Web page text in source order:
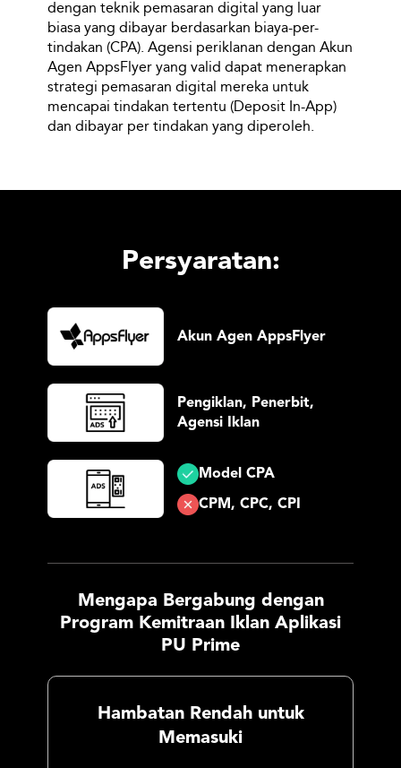
dengan teknik pemasaran digital yang luar
biasa yang dibayar berdasarkan biaya-per-
tindakan (CPA). Agensi periklanan dengan Akun
Agen AppsFlyer yang valid dapat menerapkan
strategi pemasaran digital mereka untuk
mencapai tindakan tertentu (Deposit In-App)
dan dibayar per tindakan yang diperoleh.
Persyaratan:
Akun Agen AppsFlyer
Pengiklan, Penerbit,
Agensi Iklan
Model CPA
CPM, CPC, CPI
Mengapa Bergabung dengan
Program Kemitraan Iklan Aplikasi
PU Prime
Hambatan Rendah untuk
Memasuki